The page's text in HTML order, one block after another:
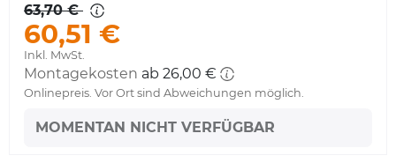
63,70 €
60,51 €
Inkl. MwSt.
Montagekosten ab 26,00 €
Onlinepreis. Vor Ort sind Abweichungen möglich.
MOMENTAN NICHT VERFÜGBAR